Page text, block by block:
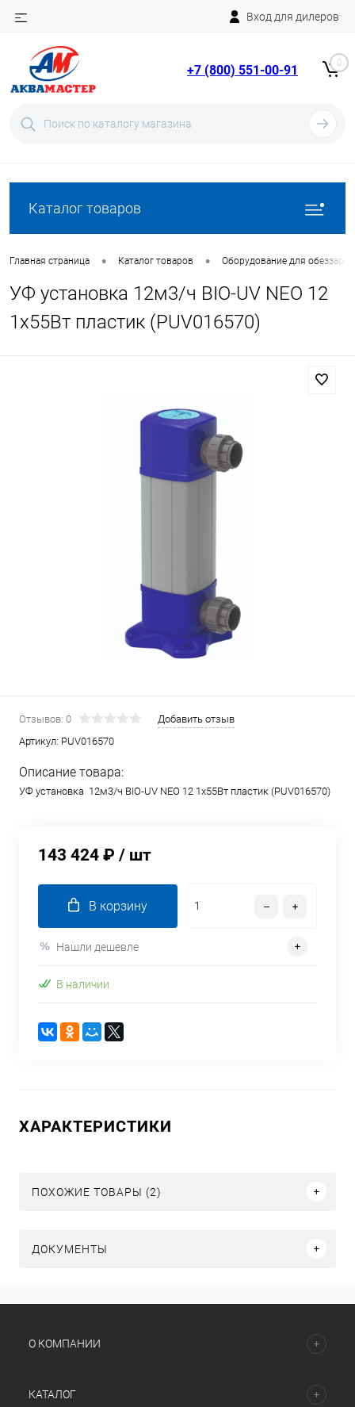
Вход для дилеров
+7 (800) 551-00-91 0
Каталог товаров
Главная страница • Каталог товаров • Оборудование для
УФ установка 12м3/ч BIO-UV NEO 12
1х55Вт пластик (PUV016570)
Отзывов: 0
Добавить отзыв
Артикул: PUV016570
Описание товара:
УФ установка 12м3/ч BIO-UV NEO 12 1х55Вт пластик (PUV016570)
143 424 ₽ / шт
В корзину
Нашли дешевле
В наличии
ХАРАКТЕРИСТИКИ
ПОХОЖИЕ ТОВАРЫ (2)
ДОКУМЕНТЫ
О КОМПАНИИ
КАТАЛОГ